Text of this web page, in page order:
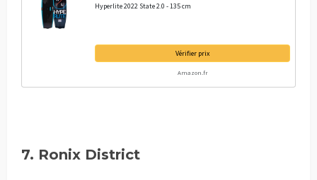
Hyperlite 2022 State 2.0 - 135 cm
Vérifier prix
Amazon.fr
7. Ronix District